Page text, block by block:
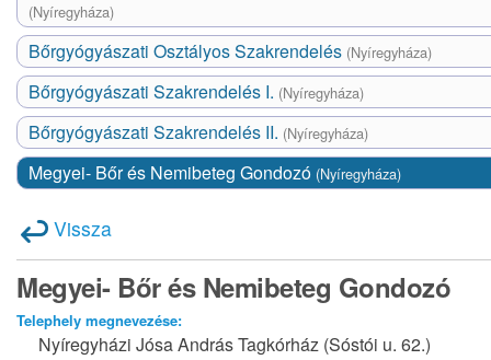
(Nyíregyháza)
Bőrgyógyászati Osztályos Szakrendelés (Nyíregyháza)
Bőrgyógyászati Szakrendelés I. (Nyíregyháza)
Bőrgyógyászati Szakrendelés II. (Nyíregyháza)
Megyei- Bőr és Nemibeteg Gondozó (Nyíregyháza)
Vissza
Megyei- Bőr és Nemibeteg Gondozó
Telephely megnevezése:
Nyíregyházi Jósa András Tagkórház (Sóstói u. 62.)